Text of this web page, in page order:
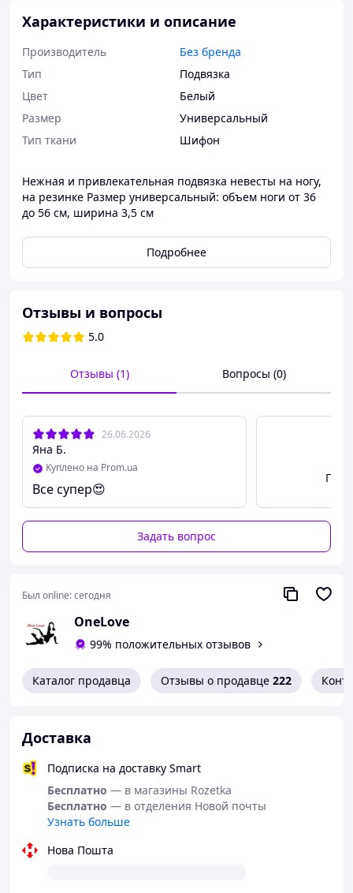
Характеристики и описание
Производитель
Без бренда
Тип
Подвязка
Цвет
Белый
Размер
Универсальный
Тип ткани
Шифон
Нежная и привлекательная подвязка невесты на ногу,
на резинке Размер универсальный: объем ноги от 36
до 56 см, ширина 3,5 см
Подробнее
Отзывы и вопросы
5.0
Отзывы (1) Вопросы (0)
26.06.2026
Яна Б.
Куплено на Prom.ua
Все супер😍
Задать вопрос
Был online:сегодня
OneLove
99% положительных отзывов
Каталог продавца Отзывы о продавце 222
Доставка
Подписка на доставку Smart
Бесплатно — в магазины Rozetka
Бесплатно — в отделения Новой почты
Узнать больше
Нова Пошта